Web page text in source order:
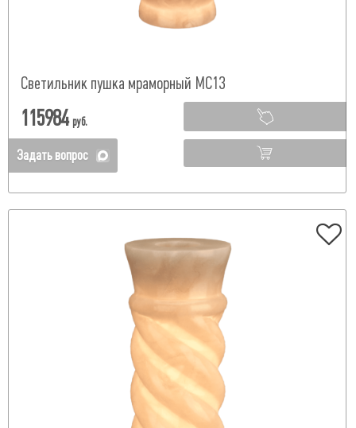
Светильник пушка мраморный МС13
115984 руб.
Задать вопрос